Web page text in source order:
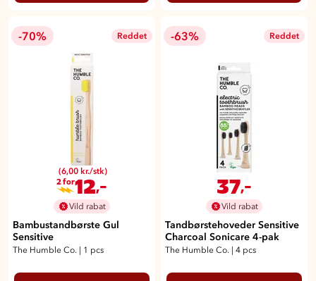
-70% Reddet
(6,00 kr./stk)
2 for12 ,-
Vild rabat
Bambustandbørste Gul
Sensitive
The Humble Co. | 1 pcs
-63% Reddet
37 ,-
Vild rabat
Tandbørstehoveder Sensitive
Charcoal Sonicare 4-pak
The Humble Co. | 4 pcs